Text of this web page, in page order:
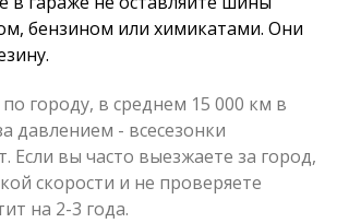
бензином или химикатами. Они
городу, в среднем 15 000 км в
давлением - всесезонки
Если вы часто выезжаете за город,
скорости и не проверяете
на 2-3 года.